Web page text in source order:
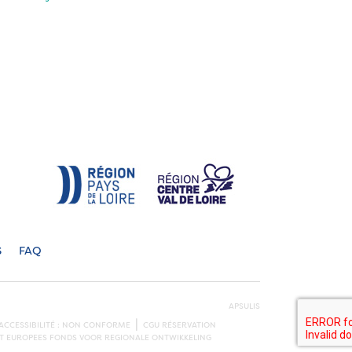
FAQ
APSULIS
: NON CONFORME
CGU RÉSERVATION
FONDS VOOR REGIONALE ONTWIKKELING